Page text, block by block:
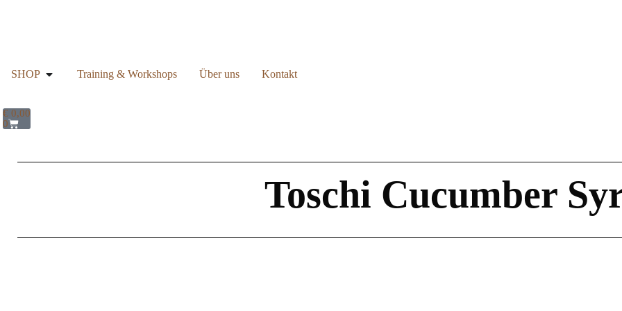
SHOP Training & Workshops Über uns Kontakt
€ 0,00
0
Toschi Cucumber